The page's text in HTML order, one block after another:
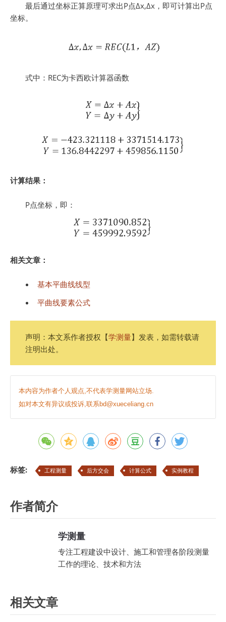
最后通过坐标正算原理可求出P点∆x,∆x，即可计算出P点
坐标。
式中：REC为卡西欧计算器函数
计算结果：
P点坐标，即：
相关文章：
基本平曲线线型
平曲线要素公式
声明：本文系作者授权【学测量】发表，如需转载请
注明出处。
本内容为作者个人观点,不代表学测量网站立场.
如对本文有异议或投诉,联系bd@xueceliang.cn
标签: 工程测量 后方交会 计算公式 实例教程
作者简介
学测量
专注工程建设中设计、施工和管理各阶段测量
工作的理论、技术和方法
相关文章